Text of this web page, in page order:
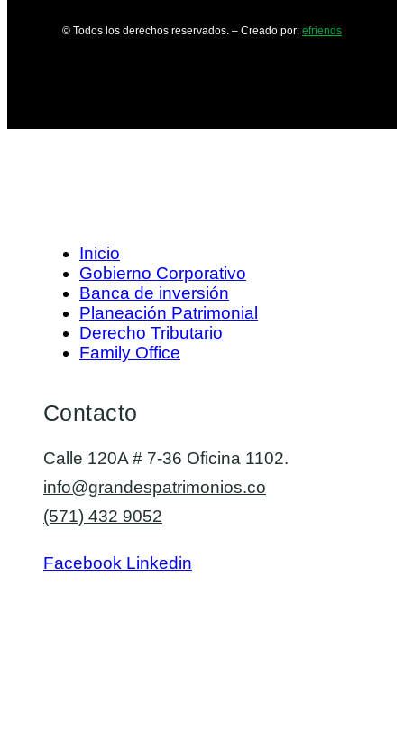
© Todos los derechos reservados. – Creado por: efriends
Inicio
Gobierno Corporativo
Banca de inversión
Planeación Patrimonial
Derecho Tributario
Family Office
Contacto
Calle 120A # 7-36 Oficina 1102.
info@grandespatrimonios.co
(571) 432 9052
Facebook Linkedin